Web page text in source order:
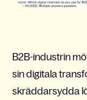
B2B-industrin
sin digitala
skräddarsydda